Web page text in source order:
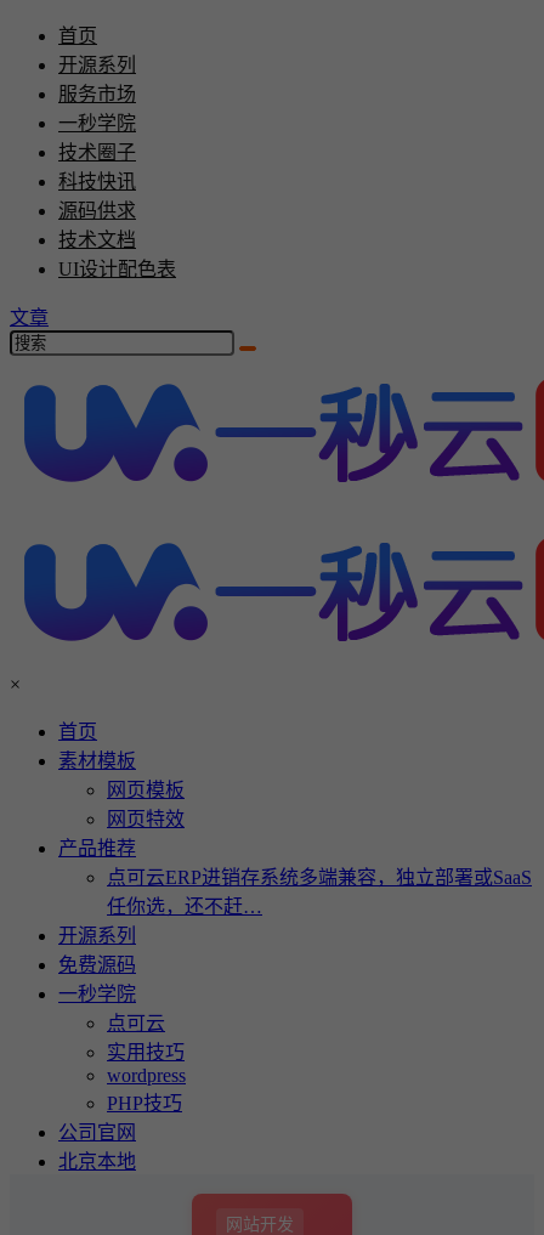
首页
开源系列
服务市场
一秒学院
技术圈子
科技快讯
源码供求
技术文档
UI设计配色表
文章
×
首页
素材模板
网页模板
网页特效
产品推荐
点可云ERP进销存系统多端兼容，独立部署或SaaS
任你选，还不赶…
开源系列
免费源码
一秒学院
点可云
实用技巧
wordpress
PHP技巧
公司官网
北京本地
网站开发